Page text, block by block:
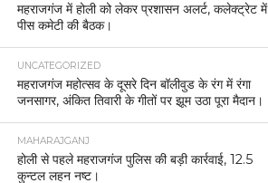
महराजगंज में होली को लेकर प्रशासन अलर्ट, कलेक्ट्रेट में
पीस कमेटी की बैठक।
UNCATEGORIZED
महराजगंज महोत्सव के दूसरे दिन बॉलीवुड के रंग में रंगा
जनसागर, अंकित तिवारी के गीतों पर झूम उठा पूरा मैदान।
MAHARAJGANJ
होली से पहले महराजगंज पुलिस की बड़ी कार्रवाई, 12.5
कुन्टल लहन नष्ट।